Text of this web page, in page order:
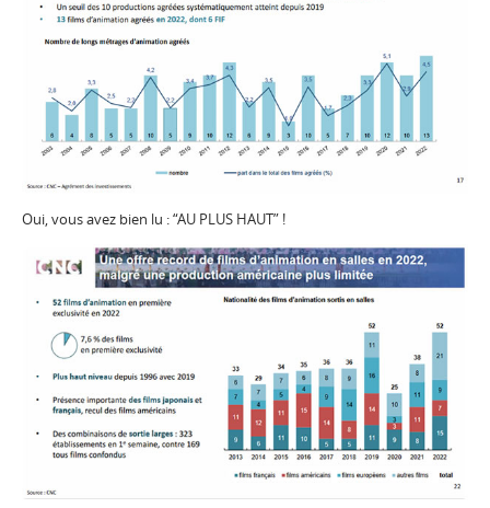
Oui, vous avez bien lu : “AU PLUS HAUT” !